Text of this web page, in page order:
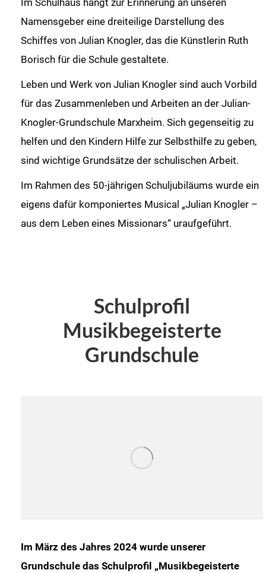
Namensgeber eine dreiteilige Darstellung des
Schiffes von Julian Knogler, das die Künstlerin Ruth
Borisch für die Schule gestaltete.
Leben und Werk von Julian Knogler sind auch Vorbild
für das Zusammenleben und Arbeiten an der Julian-
Knogler-Grundschule Marxheim. Sich gegenseitig zu
helfen und den Kindern Hilfe zur Selbsthilfe zu geben,
sind wichtige Grundsätze der schulischen Arbeit.
Im Rahmen des 50-jährigen Schuljubiläums wurde ein
eigens dafür komponiertes Musical „Julian Knogler –
aus dem Leben eines Missionars“ uraufgeführt.
Schulprofil
Musikbegeisterte
Grundschule
Im März des Jahres 2024 wurde unserer
Grundschule das Schulprofil „Musikbegeisterte